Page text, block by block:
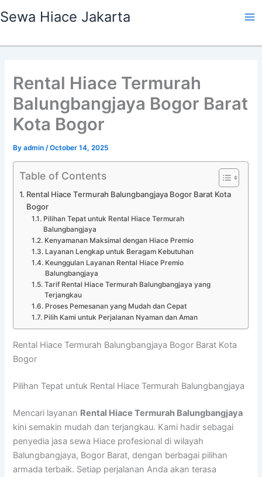
to
Sewa Hiace Jakarta
Rental Hiace Termurah
Balungbangjaya Bogor Barat
Kota Bogor
Byadmin /October 14, 2025
Table of Contents
Rental Hiace Termurah Balungbangjaya Bogor Barat Kota
Bogor
Pilihan Tepat untuk Rental Hiace Termurah
Balungbangjaya
Kenyamanan Maksimal dengan Hiace Premio
Layanan Lengkap untuk Beragam Kebutuhan
Keunggulan Layanan Rental Hiace Premio
Balungbangjaya
Tarif Rental Hiace Termurah Balungbangjaya yang
Terjangkau
Proses Pemesanan yang Mudah dan Cepat
Pilih Kami untuk Perjalanan Nyaman dan Aman
Rental Hiace Termurah Balungbangjaya Bogor Barat Kota
Bogor
Pilihan Tepat untuk Rental Hiace Termurah Balungbangjaya
Mencari layanan Rental Hiace Termurah Balungbangjaya
kini semakin mudah dan terjangkau. Kami hadir sebagai
penyedia jasa sewa Hiace profesional di wilayah
Balungbangjaya, Bogor Barat, dengan berbagai pilihan
armada terbaik. Setiap perjalanan Anda akan terasa